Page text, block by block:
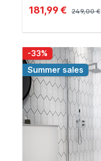
181,99 € 249,00 €
-33%
Summer sales